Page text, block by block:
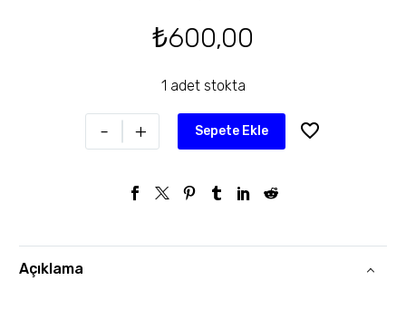
₺600,00
1 adet stokta
- + Sepete Ekle
Açıklama